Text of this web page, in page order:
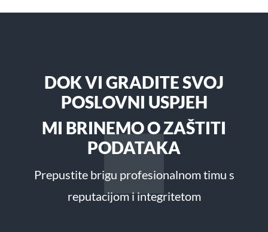
DOK VI GRADITE SVOJ
POSLOVNI USPJEH
MI BRINEMO O ZAŠTITI
PODATAKA
Prepustite brigu profesionalnom timu s
reputacijom i integritetom